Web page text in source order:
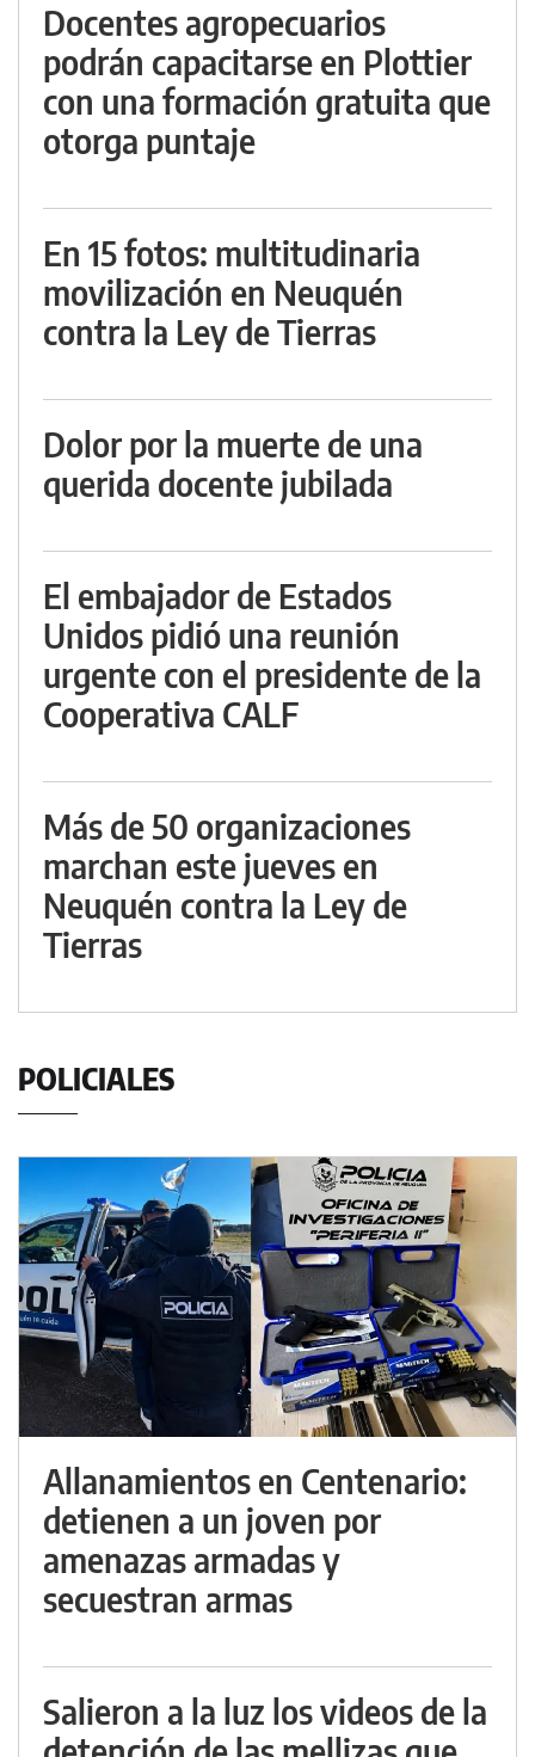
Docentes agropecuarios
podrán capacitarse en Plottier
con una formación gratuita que
otorga puntaje
En 15 fotos: multitudinaria
movilización en Neuquén
contra la Ley de Tierras
Dolor por la muerte de una
querida docente jubilada
El embajador de Estados
Unidos pidió una reunión
urgente con el presidente de la
Cooperativa CALF
Más de 50 organizaciones
marchan este jueves en
Neuquén contra la Ley de
Tierras
POLICIALES
Allanamientos en Centenario:
detienen a un joven por
amenazas armadas y
secuestran armas
Salieron a la luz los videos de la